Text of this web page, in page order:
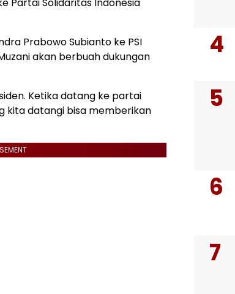
Prabowo Subianto ke PSI
akan berbuah dukungan
Ketika datang ke partai
kita datangi bisa memberikan